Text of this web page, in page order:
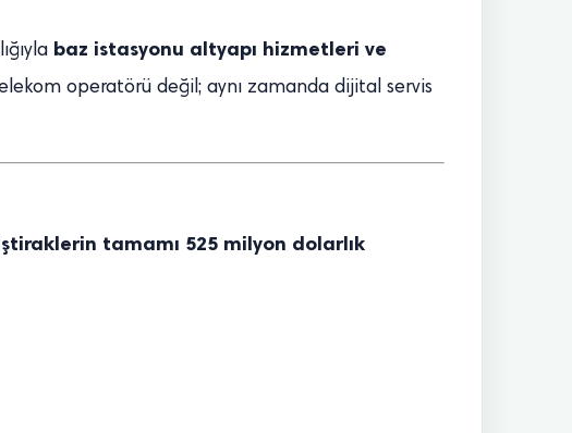
baz istasyonu altyapı hizmetleri ve
operatörü değil; aynı zamanda dijital servis
tamamı 525 milyon dolarlık